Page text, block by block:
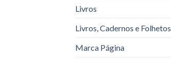
Livros
Livros, Cadernos e Folhetos
Marca Página